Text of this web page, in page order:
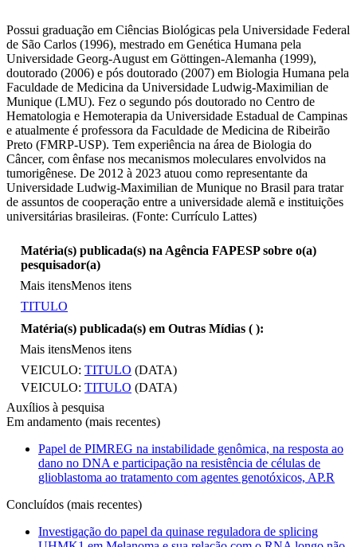
Possui graduação em Ciências Biológicas pela Universidade Federal
de São Carlos (1996), mestrado em Genética Humana pela
Universidade Georg-August em Göttingen-Alemanha (1999),
doutorado (2006) e pós doutorado (2007) em Biologia Humana pela
Faculdade de Medicina da Universidade Ludwig-Maximilian de
Munique (LMU). Fez o segundo pós doutorado no Centro de
Hematologia e Hemoterapia da Universidade Estadual de Campinas
e atualmente é professora da Faculdade de Medicina de Ribeirão
Preto (FMRP-USP). Tem experiência na área de Biologia do
Câncer, com ênfase nos mecanismos moleculares envolvidos na
tumorigênese. De 2012 à 2023 atuou como representante da
Universidade Ludwig-Maximilian de Munique no Brasil para tratar
de assuntos de cooperação entre a universidade alemã e instituições
universitárias brasileiras. (Fonte: Currículo Lattes)
Matéria(s) publicada(s) na Agência FAPESP sobre o(a)
pesquisador(a)
Mais itensMenos itens
TITULO
Matéria(s) publicada(s) em Outras Mídias ( ):
Mais itensMenos itens
VEICULO: TITULO (DATA)
VEICULO: TITULO (DATA)
Auxílios à pesquisa
Em andamento (mais recentes)
Papel de PIMREG na instabilidade genômica, na resposta ao
dano no DNA e participação na resistência de células de
glioblastoma ao tratamento com agentes genotóxicos, AP.R
Concluídos (mais recentes)
Investigação do papel da quinase reguladora de splicing